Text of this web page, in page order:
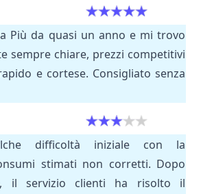
Più da quasi un anno e mi trovo
sempre chiare, prezzi competitivi
e cortese. Consigliato senza
difficoltà iniziale con la
stimati non corretti. Dopo
il servizio clienti ha risolto il